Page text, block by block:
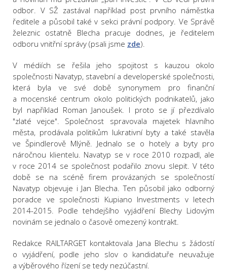
odbor. V SŽ zastával například post prvního náměstka
ředitele a působil také v sekci právní podpory. Ve Správě
železnic ostatně Blecha pracuje dodnes, je ředitelem
odboru vnitřní správy (psali jsme zde).
V médiích se řešila jeho spojitost s kauzou okolo
společnosti Navatyp, stavební a developerské společnosti,
která byla ve své době synonymem pro finanční
a mocenské centrum okolo politických podnikatelů, jako
byl například Roman Janoušek. I proto se jí přezdívalo
"zlaté vejce". Společnost spravovala majetek hlavního
města, prodávala politikům lukrativní byty a také stavěla
ve Špindlerově Mlýně. Jednalo se o hotely a byty pro
náročnou klientelu. Navatyp se v roce 2010 rozpadl, ale
v roce 2014 se společnost podařilo znovu slepit. V této
době se na scéně firem provázaných se společností
Navatyp objevuje i Jan Blecha. Ten působil jako odborný
poradce ve společnosti Kupiano Investments v letech
2014-2015. Podle tehdejšího vyjádření Blechy Lidovým
novinám se jednalo o časově omezený kontrakt.
Redakce RAILTARGET kontaktovala Jana Blechu s žádostí
o vyjádření, podle jeho slov o kandidatuře neuvažuje
a výběrového řízení se tedy nezúčastní.